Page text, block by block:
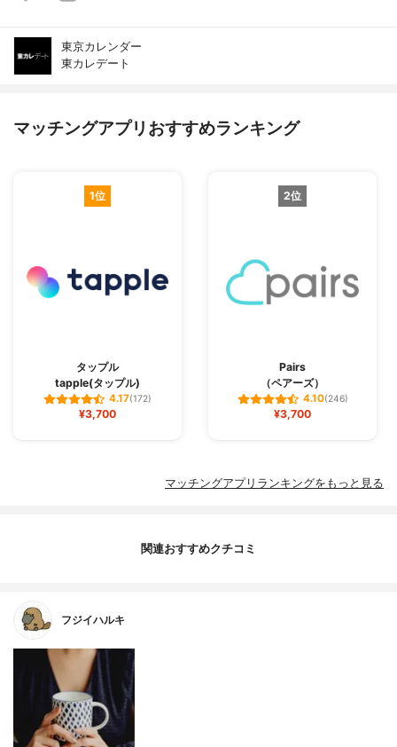
東京カレンダー
東カレデート
マッチングアプリおすすめランキング
1位
タップル
tapple(タップル)
4.17(172)
¥3,700
2位
Pairs
（ペアーズ）
4.10(246)
¥3,700
マッチングアプリランキングをもっと見る
関連おすすめクチコミ
フジイハルキ